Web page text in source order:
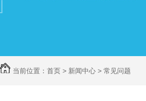
当前位置： 首页 > 新闻中心 > 常见问题